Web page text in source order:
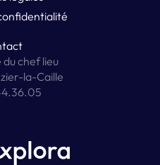
du chef lieu
la-Caille